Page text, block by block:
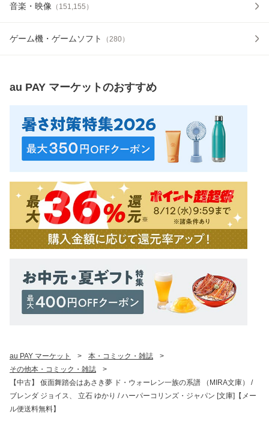
音楽・映像 （ 151,155 ）
ゲーム機・ゲームソフト （280）
au PAY マーケットのおすすめ
au PAY マーケット > 本・コミック・雑誌
>
その他本・コミック・雑誌
>
【中古】 仮面舞踏会はあさき夢 ド・ウォーレン一族の系譜 （MIRA文庫） /
ブレンダ ジョイス、 立石 ゆかり / ハーパーコリンズ・ジャパン [文庫]【メー
ル便送料無料】